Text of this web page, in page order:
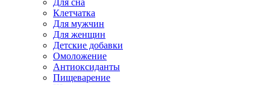
Для сна
Клетчатка
Для мужчин
Для женщин
Детские добавки
Омоложение
Антиоксиданты
Пищеварение